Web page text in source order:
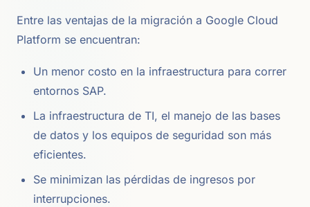
Entre las ventajas de la migración a Google Cloud
Platform se encuentran:
Un menor costo en la infraestructura para correr
entornos SAP.
La infraestructura de TI, el manejo de las bases
de datos y los equipos de seguridad son más
eficientes.
Se minimizan las pérdidas de ingresos por
interrupciones.